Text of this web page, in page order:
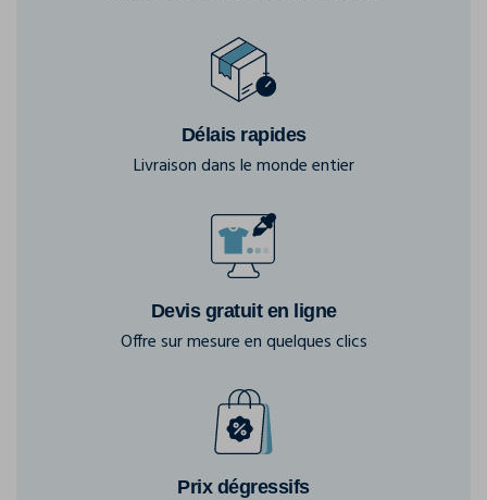
Délais rapides
Livraison dans le monde entier
Devis gratuit en ligne
Offre sur mesure en quelques clics
Prix dégressifs